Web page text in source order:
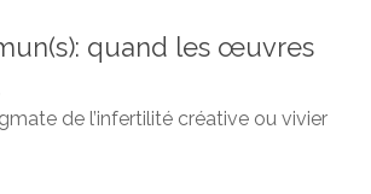
quand les œuvres
de l’infertilité créative ou vivier